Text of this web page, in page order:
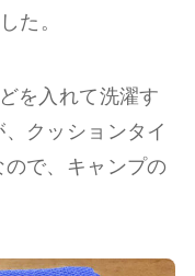
た。
を入れて洗濯す
クッションタイ
で、キャンプの